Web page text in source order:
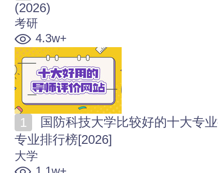
(2026)
考研
4.3w+
专业排行榜[2026]
大学